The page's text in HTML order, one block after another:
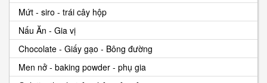
Mứt - siro - trái cây hộp
Nấu Ăn - Gia vị
Chocolate - Giấy gạo - Bông đường
Men nở - baking powder - phụ gia